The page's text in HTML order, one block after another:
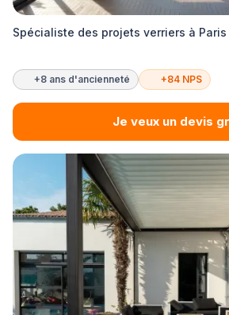
Spécialiste des projets verriers à Paris
+8 ans d'ancienneté +84 NPS
Je veux un devis